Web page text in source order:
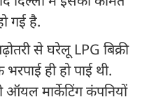
गई है.
से घरेलू LPG बिक्री
ही हो पाई थी.
ऑयल मार्केटिंग कंपनियों